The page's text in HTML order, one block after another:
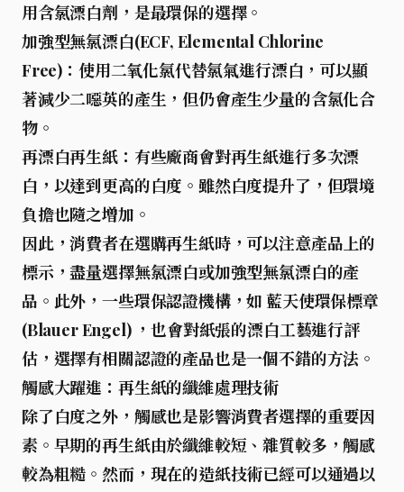
用含氯漂白劑，是最環保的選擇。
加強型無氯漂白(ECF, Elemental Chlorine
Free) ：使用二氧化氯代替氯氣進行漂白，可以顯
著減少二噁英的產生，但仍會產生少量的含氯化合
物。
再漂白再生紙：有些廠商會對再生紙進行多次漂
白，以達到更高的白度。雖然白度提升了，但環境
負擔也隨之增加。
因此，消費者在選購再生紙時，可以注意產品上的
標示，盡量選擇無氯漂白或加強型無氯漂白的產
品。此外，一些環保認證機構，如 藍天使環保標章
(Blauer Engel) ，也會對紙張的漂白工藝進行評
估，選擇有相關認證的產品也是一個不錯的方法。
觸感大躍進：再生紙的纖維處理技術
除了白度之外，觸感也是影響消費者選擇的重要因
素。早期的再生紙由於纖維較短、雜質較多，觸感
較為粗糙。然而，現在的造紙技術已經可以通過以